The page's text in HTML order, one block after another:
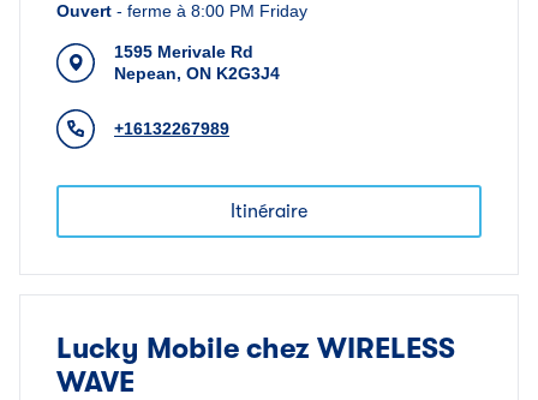
Ouvert - ferme à 8:00 PM Friday
1595 Merivale Rd
Nepean, ON K2G3J4
+16132267989
Itinéraire
Lucky Mobile chez WIRELESS
WAVE